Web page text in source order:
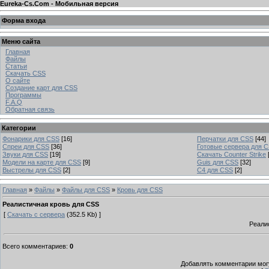
Eureka-Cs.Com - Мобильная версия
Форма входа
Меню сайта
Главная
Файлы
Статьи
Скачать CSS
О сайте
Создание карт для CSS
Программы
F.A.Q
Обратная связь
Категории
Фонарики для CSS [16] Перчатки для CSS [44]
Спреи для CSS [36]
Готовые сервера для
Звуки для CSS [19] Скачать Counter Strike
Модели на карте для CSS [9] Guis для CSS [32]
Выстрелы для CSS [2] C4 для CSS [2]
Главная » Файлы » Файлы для CSS » Кровь для CSS
Реалистичная кровь для CSS
[ Скачать с сервера (352.5 Kb) ]
Всего комментариев: 0
Добавлять комментарии